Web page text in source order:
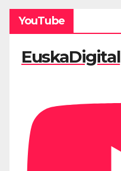
YouTube
EuskaDigital